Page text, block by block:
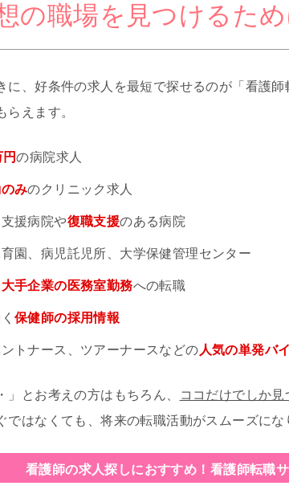
の職場を見つけるため
に、好条件の求人を最短で探せるのが「看護師
らえます。
円の病院求人
のみのクリニック求人
援病院や復職支援のある病院
園、病児託児所、大学保健管理センター
大手企業の医務室勤務への転職
保健師の採用情報
トナース、ツアーナースなどの 人気の単発バ
」とお考えの方はもちろん、 ココだけでしか
ではなくても、将来の転職活動がスムーズにな
看護師の求人探しにおすすめ！ 看護師転職